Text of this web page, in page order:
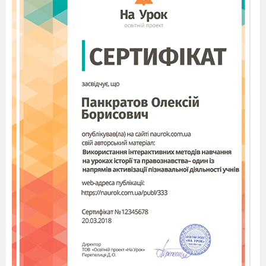
ball and a basket (basketball)
A game for two teams that you play with
the sticks on the ice-ground (ice- hockey)
A game for two people that you play with a
small ball on the table. (table -tennis)
An English popular game (football)
Activity 1.Guess the word (A Field Of Miracles)
A game that you play on board (chess)
This kind of sport includes things like
running, jumping, etc (athletics)
Canada’s national sport is… (hockey)
You can swim there in winter (swimming-
A place where boys and girls go in for
A person that trains sportsmen in this or that
kind of sport… (trainer)
And now can you share with us your sport